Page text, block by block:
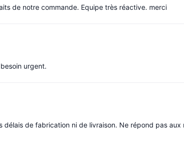
de notre commande. Equipe très réactive. merci
urgent.
délais de fabrication ni de livraison. Ne répond pas aux